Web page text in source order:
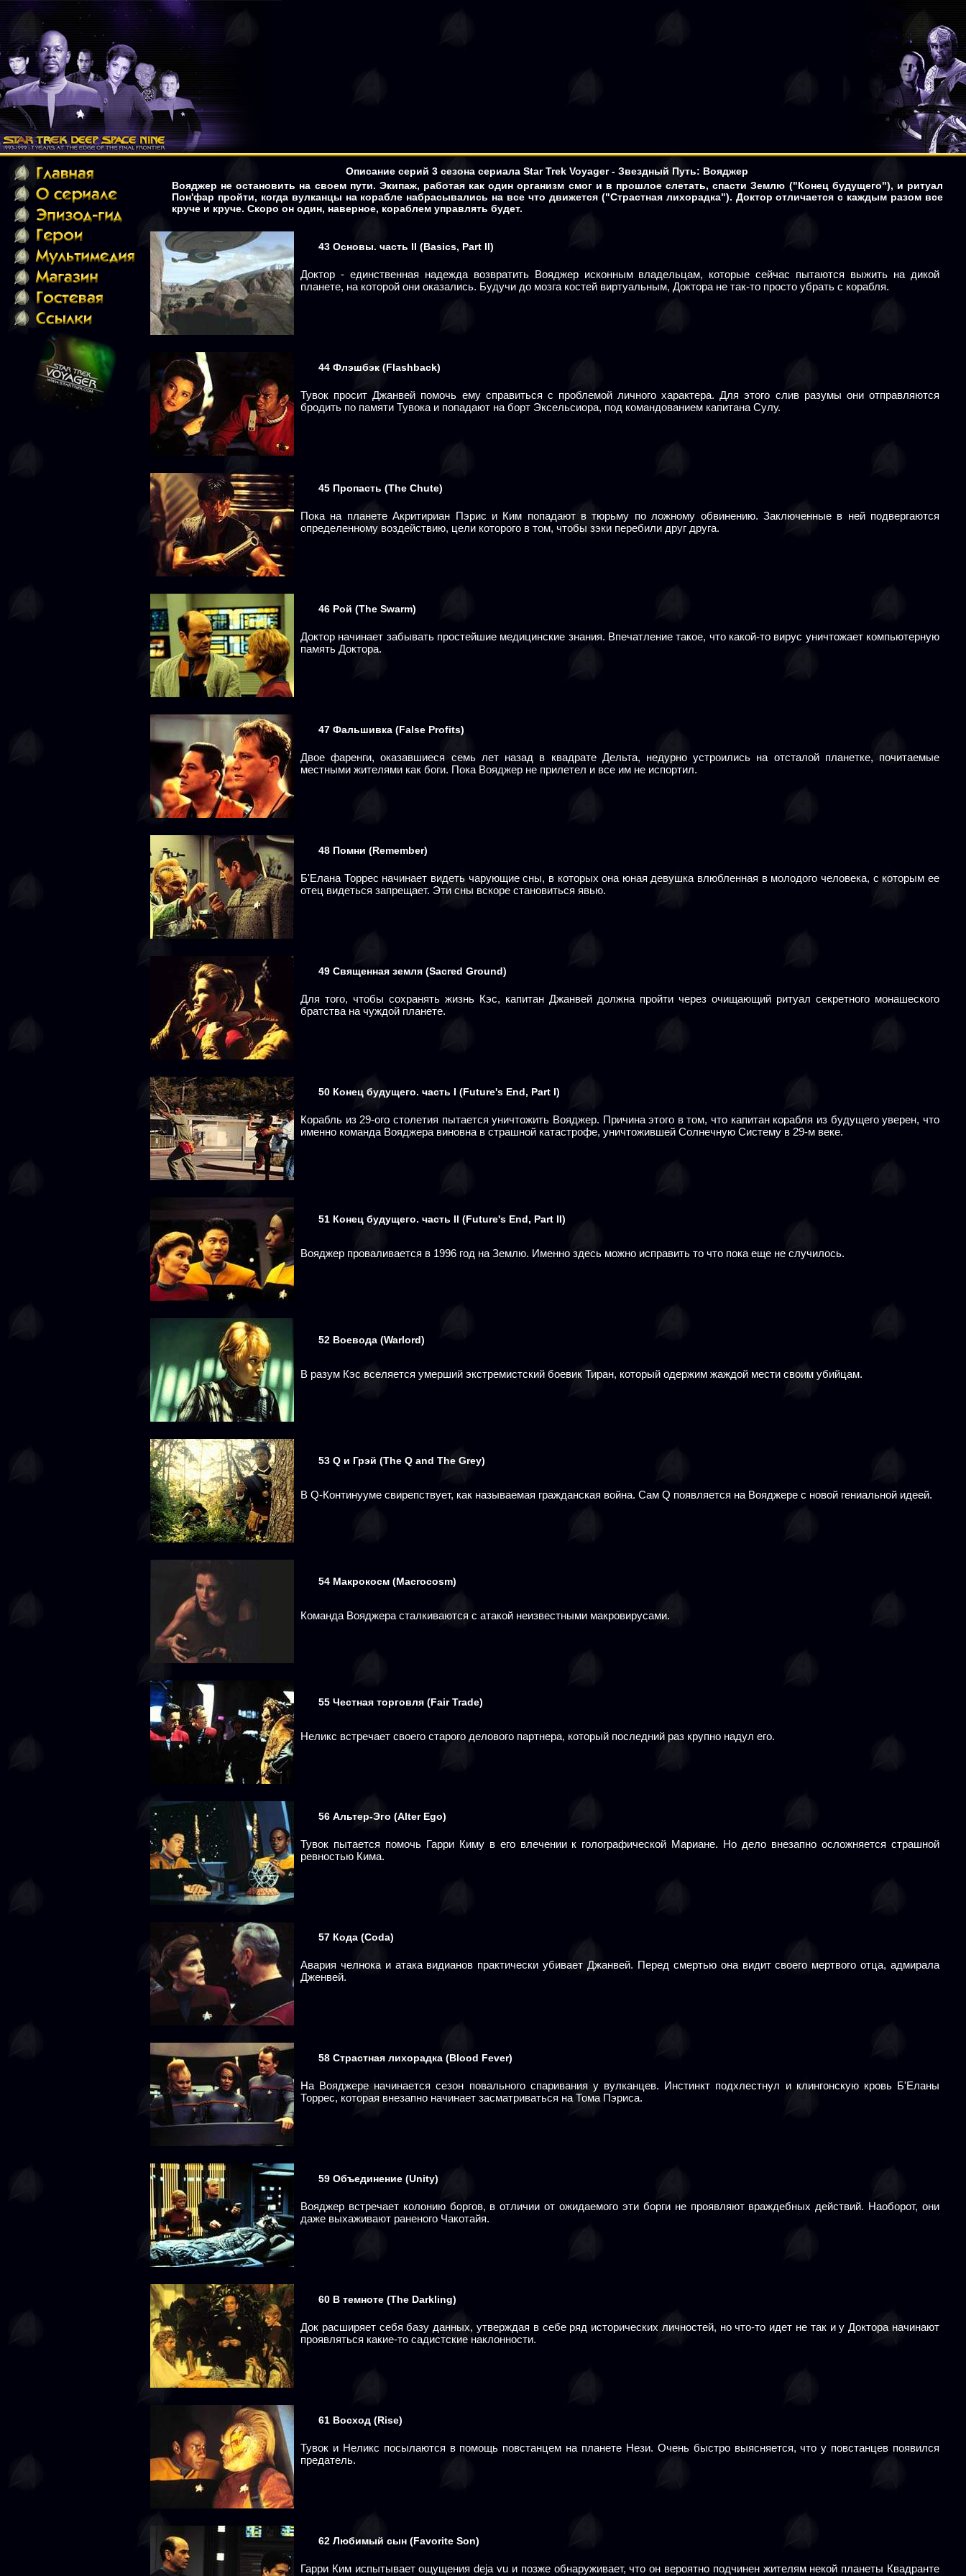
Описание серий 3 сезона сериала Star Trek Voyager- Звездный Путь: Вояджер
Вояджер не остановить на своем пути. Экипаж, работая как один организм смог и в прошлое слетать, спасти Землю ("Конец будущего"), и ритуал
Пон'фар пройти, когда вулканцы на корабле набрасывались на все что движется ("Страстная лихорадка"). Доктор отличается с каждым разом все
круче и круче. Скоро он один, наверное, кораблем управлять будет.
43 Основы. часть II (Basics, Part II)
Доктор - единственная надежда возвратить Вояджер исконным владельцам, которые сейчас пытаются выжить на дикой
планете, на которой они оказались. Будучи до мозга костей виртуальным, Доктора не так-то просто убрать с корабля.
44 Флэшбэк (Flashback)
Тувок просит Джанвей помочь ему справиться с проблемой личного характера. Для этого слив разумы они отправляются
бродить по памяти Тувока и попадают на борт Эксельсиора, под командованием капитана Сулу.
45 Пропасть (The Chute)
Пока на планете Акритириан Пэрис и Ким попадают в тюрьму по ложному обвинению. Заключенные в ней подвергаются
определенному воздействию, цели которого в том, чтобы зэки перебили друг друга.
46 Рой (The Swarm)
Доктор начинает забывать простейшие медицинские знания. Впечатление такое, что какой-то вирус уничтожает компьютерную
память Доктора.
47 Фальшивка (False Profits)
Двое фаренги, оказавшиеся семь лет назад в квадрате Дельта, недурно устроились на отсталой планетке, почитаемые
местными жителями как боги. Пока Вояджер не прилетел и все им не испортил.
48 Помни (Remember)
Б'Елана Торрес начинает видеть чарующие сны, в которых она юная девушка влюбленная в молодого человека, с которым ее
отец видеться запрещает. Эти сны вскоре становиться явью.
49 Священная земля (Sacred Ground)
Для того, чтобы сохранять жизнь Кэс, капитан Джанвей должна пройти через очищающий ритуал секретного монашеского
братства на чуждой планете.
50 Конец будущего. часть I (Future's End, Part I)
Корабль из 29-ого столетия пытается уничтожить Вояджер. Причина этого в том, что капитан корабля из будущего уверен, что
именно команда Вояджера виновна в страшной катастрофе, уничтожившей Солнечную Систему в 29-м веке.
51 Конец будущего. часть II (Future's End, Part II)
Вояджер проваливается в 1996 год на Землю. Именно здесь можно исправить то что пока еще не случилось.
52 Воевода (Warlord)
В разум Кэс вселяется умерший экстремистский боевик Тиран, который одержим жаждой мести своим убийцам.
53 Q и Грэй (The Q and The Grey)
В Q-Континууме свирепствует, как называемая гражданская война. Сам Q появляется на Вояджере с новой гениальной идеей.
54 Макрокосм (Macrocosm)
Команда Вояджера сталкиваются с атакой неизвестными макровирусами.
55 Честная торговля (Fair Trade)
Неликс встречает своего старого делового партнера, который последний раз крупно надул его.
56 Альтер-Эго (Alter Ego)
Тувок пытается помочь Гарри Киму в его влечении к голографической Мариане. Но дело внезапно осложняется страшной
ревностью Кима.
57 Кода (Coda)
Авария челнока и атака видианов практически убивает Джанвей. Перед смертью она видит своего мертвого отца, адмирала
Дженвей.
58 Страстная лихорадка (Blood Fever)
На Вояджере начинается сезон повального спаривания у вулканцев. Инстинкт подхлестнул и клингонскую кровь Б'Еланы
Торрес, которая внезапно начинает засматриваться на Тома Пэриса.
59 Объединение (Unity)
Вояджер встречает колонию боргов, в отличии от ожидаемого эти борги не проявляют враждебных действий. Наоборот, они
даже выхаживают раненого Чакотайя.
60 В темноте (The Darkling)
Док расширяет себя базу данных, утверждая в себе ряд исторических личностей, но что-то идет не так и у Доктора начинают
проявляться какие-то садистские наклонности.
61 Восход (Rise)
Тувок и Неликс посылаются в помощь повстанцем на планете Нези. Очень быстро выясняется, что у повстанцев появился
предатель.
62 Любимый сын (Favorite Son)
Гарри Ким испытывает ощущения deja vu и позже обнаруживает, что он вероятно подчинен жителям некой планеты Квадранте